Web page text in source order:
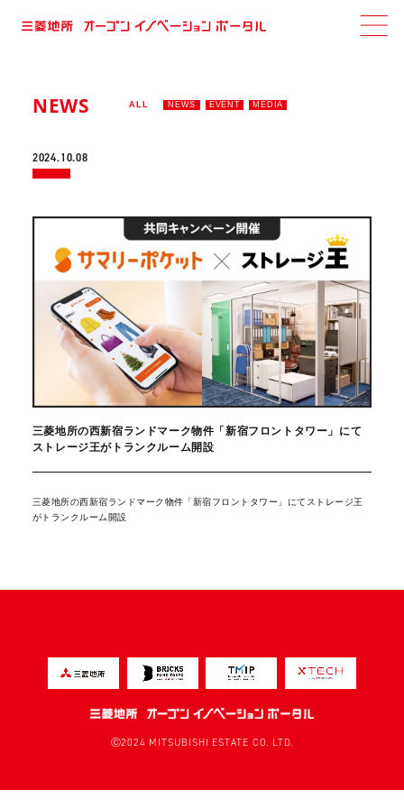
NEWS ALL NEWS EVENT MEDIA
2024.10.08
三菱地所の西新宿ランドマーク物件「新宿フロントタワー」にて
ストレージ王がトランクルーム開設
三菱地所の西新宿ランドマーク物件「新宿フロントタワー」にてストレージ王
がトランクルーム開設
Ⓒ2024 MITSUBISHI ESTATE CO. LTD.